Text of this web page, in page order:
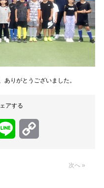
りがとうございました。
アする
Line
次へ »